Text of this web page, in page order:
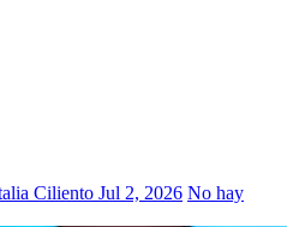
Ciliento Jul 2, 2026 No hay